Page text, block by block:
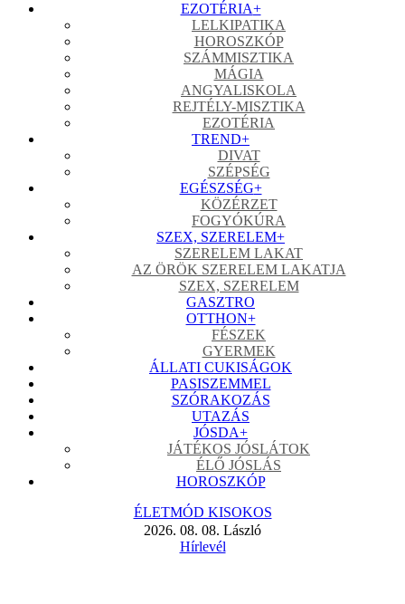
EZOTÉRIA+
LELKIPATIKA
HOROSZKÓP
SZÁMMISZTIKA
MÁGIA
ANGYALISKOLA
REJTÉLY-MISZTIKA
EZOTÉRIA
TREND+
DIVAT
SZÉPSÉG
EGÉSZSÉG+
KÖZÉRZET
FOGYÓKÚRA
SZEX, SZERELEM+
SZERELEM LAKAT
AZ ÖRÖK SZERELEM LAKATJA
SZEX, SZERELEM
GASZTRO
OTTHON+
FÉSZEK
GYERMEK
ÁLLATI CUKISÁGOK
PASISZEMMEL
SZÓRAKOZÁS
UTAZÁS
JÓSDA+
JÁTÉKOS JÓSLÁTOK
ÉLŐ JÓSLÁS
HOROSZKÓP
ÉLETMÓD KISOKOS
2026. 08. 08. László
Hírlevél